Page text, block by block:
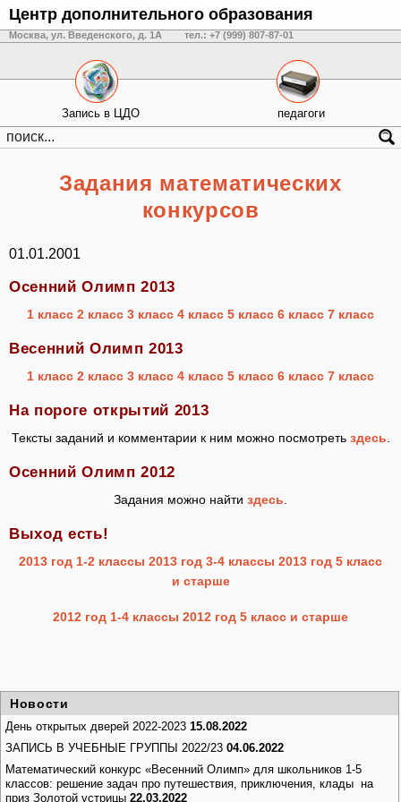
Центр дополнительного образования
Москва, ул. Введенского, д. 1А тел.: +7 (999) 807-87-01
Запись в ЦДО педагоги
Задания математических
конкурсов
01.01.2001
Осенний Олимп 2013
1 класс 2 класс 3 класс 4 класс 5 класс 6 класс 7 класс
Весенний Олимп 2013
1 класс 2 класс 3 класс 4 класс 5 класс 6 класс 7 класс
На пороге открытий 2013
Тексты заданий и комментарии к ним можно посмотреть здесь
Осенний Олимп 2012
Задания можно найти здесь
Выход есть!
2013 год 1-2 классы 2013 год 3-4 классы 2013 год 5 класс
и старше
2012 год 1-4 классы 2012 год 5 класс и старше
Новости
День открытых дверей 2022-2023 15.08.2022
ЗАПИСЬ В УЧЕБНЫЕ ГРУППЫ 2022/23 04.06.2022
Математический конкурс «Весенний Олимп» для школьников 1-5
классов: решение задач про путешествия, приключения, клады на
приз Золотой устрицы 22.03.2022